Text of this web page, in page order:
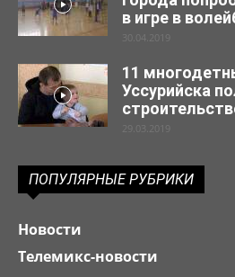
в игре в
30.04.2019
11
Уссурийска
29.03.2019
ПОПУЛЯРНЫЕ РУБРИКИ
Новости
Телемикс-новости